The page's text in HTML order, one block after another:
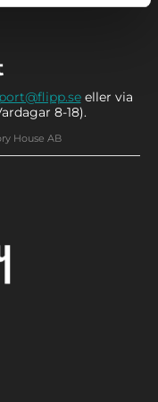
eller via
8-18).
House AB